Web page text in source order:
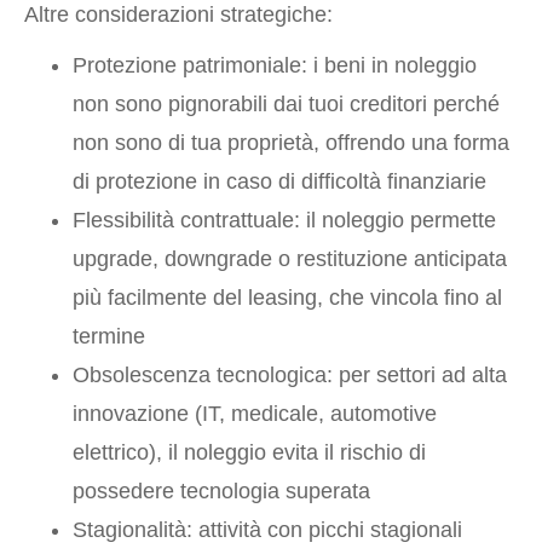
Altre considerazioni strategiche:
Protezione patrimoniale: i beni in noleggio
non sono pignorabili dai tuoi creditori perché
non sono di tua proprietà, offrendo una forma
di protezione in caso di difficoltà finanziarie
Flessibilità contrattuale: il noleggio permette
upgrade, downgrade o restituzione anticipata
più facilmente del leasing, che vincola fino al
termine
Obsolescenza tecnologica: per settori ad alta
innovazione (IT, medicale, automotive
elettrico), il noleggio evita il rischio di
possedere tecnologia superata
Stagionalità: attività con picchi stagionali